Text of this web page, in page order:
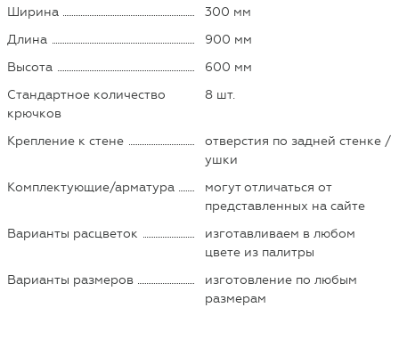
Ширина
300 мм
Длина
900 мм
Высота
600 мм
Стандартное количество
крючков
8 шт.
Крепление к стене
отверстия по задней стенке /
ушки
Комплектующие/арматура
могут отличаться от
представленных на сайте
Варианты расцветок
изготавливаем в любом
цвете из палитры
Варианты размеров
изготовление по любым
размерам